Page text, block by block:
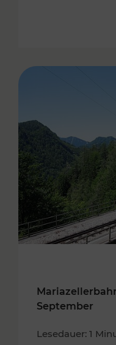
September
Lesedauer: 1